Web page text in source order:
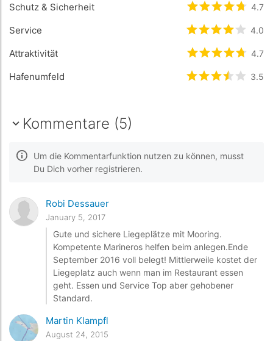
Schutz & Sicherheit bewertet4.7/
4.7
Service bewertet4 /5
4.0
Attraktivität bewertet4.7/
4.7
Hafenumfeld bewertet3.5/
3.5
Kommentare (5)
Um die Kommentarfunktion nutzen zu können, musst
Du Dich vorher registrieren.
Robi Dessauer
January 5, 2017
Gute und sichere Liegeplätze mit Mooring.
Kompetente Marineros helfen beim anlegen.Ende
September 2016 voll belegt! Mittlerweile kostet der
Liegeplatz auch wenn man im Restaurant essen
geht. Essen und Service Top aber gehobener
Standard.
Martin Klampfl
August 24, 2015